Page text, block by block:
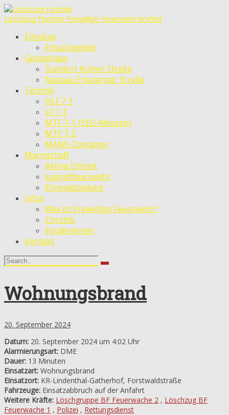
Löschzug Fischeln Freiwillige Feuerwehr Krefeld
Einsätze
Einsatzgebiet
Gerätehaus
Standort Kölner Straße
Neubau Erkelenzer Straße
Technik
HLF 7-1
LF 7-1
MTF 7-1 (SEG-Messen)
MTF 7-2
MANV-Container
Mannschaft
Aktive Einheit
Jugendfeuerwehr
Ehrenabteilung
Infos
Was ist Freiwillige Feuerwehr?
Chronik
Förderverein
Kontakt
Wohnungsbrand
20. September 2024
Datum: 20. September 2024 um 4:02 Uhr
Alarmierungsart: DME
Dauer: 13 Minuten
Einsatzart: Wohnungsbrand
Einsatzort: KR-Lindenthal-Gatherhof, Forstwaldstraße
Fahrzeuge: Einsatzabbruch auf der Anfahrt
Weitere Kräfte: Löschgruppe BF Feuerwache 2 , Löschzug BF
Feuerwache 1 , Polizei , Rettungsdienst